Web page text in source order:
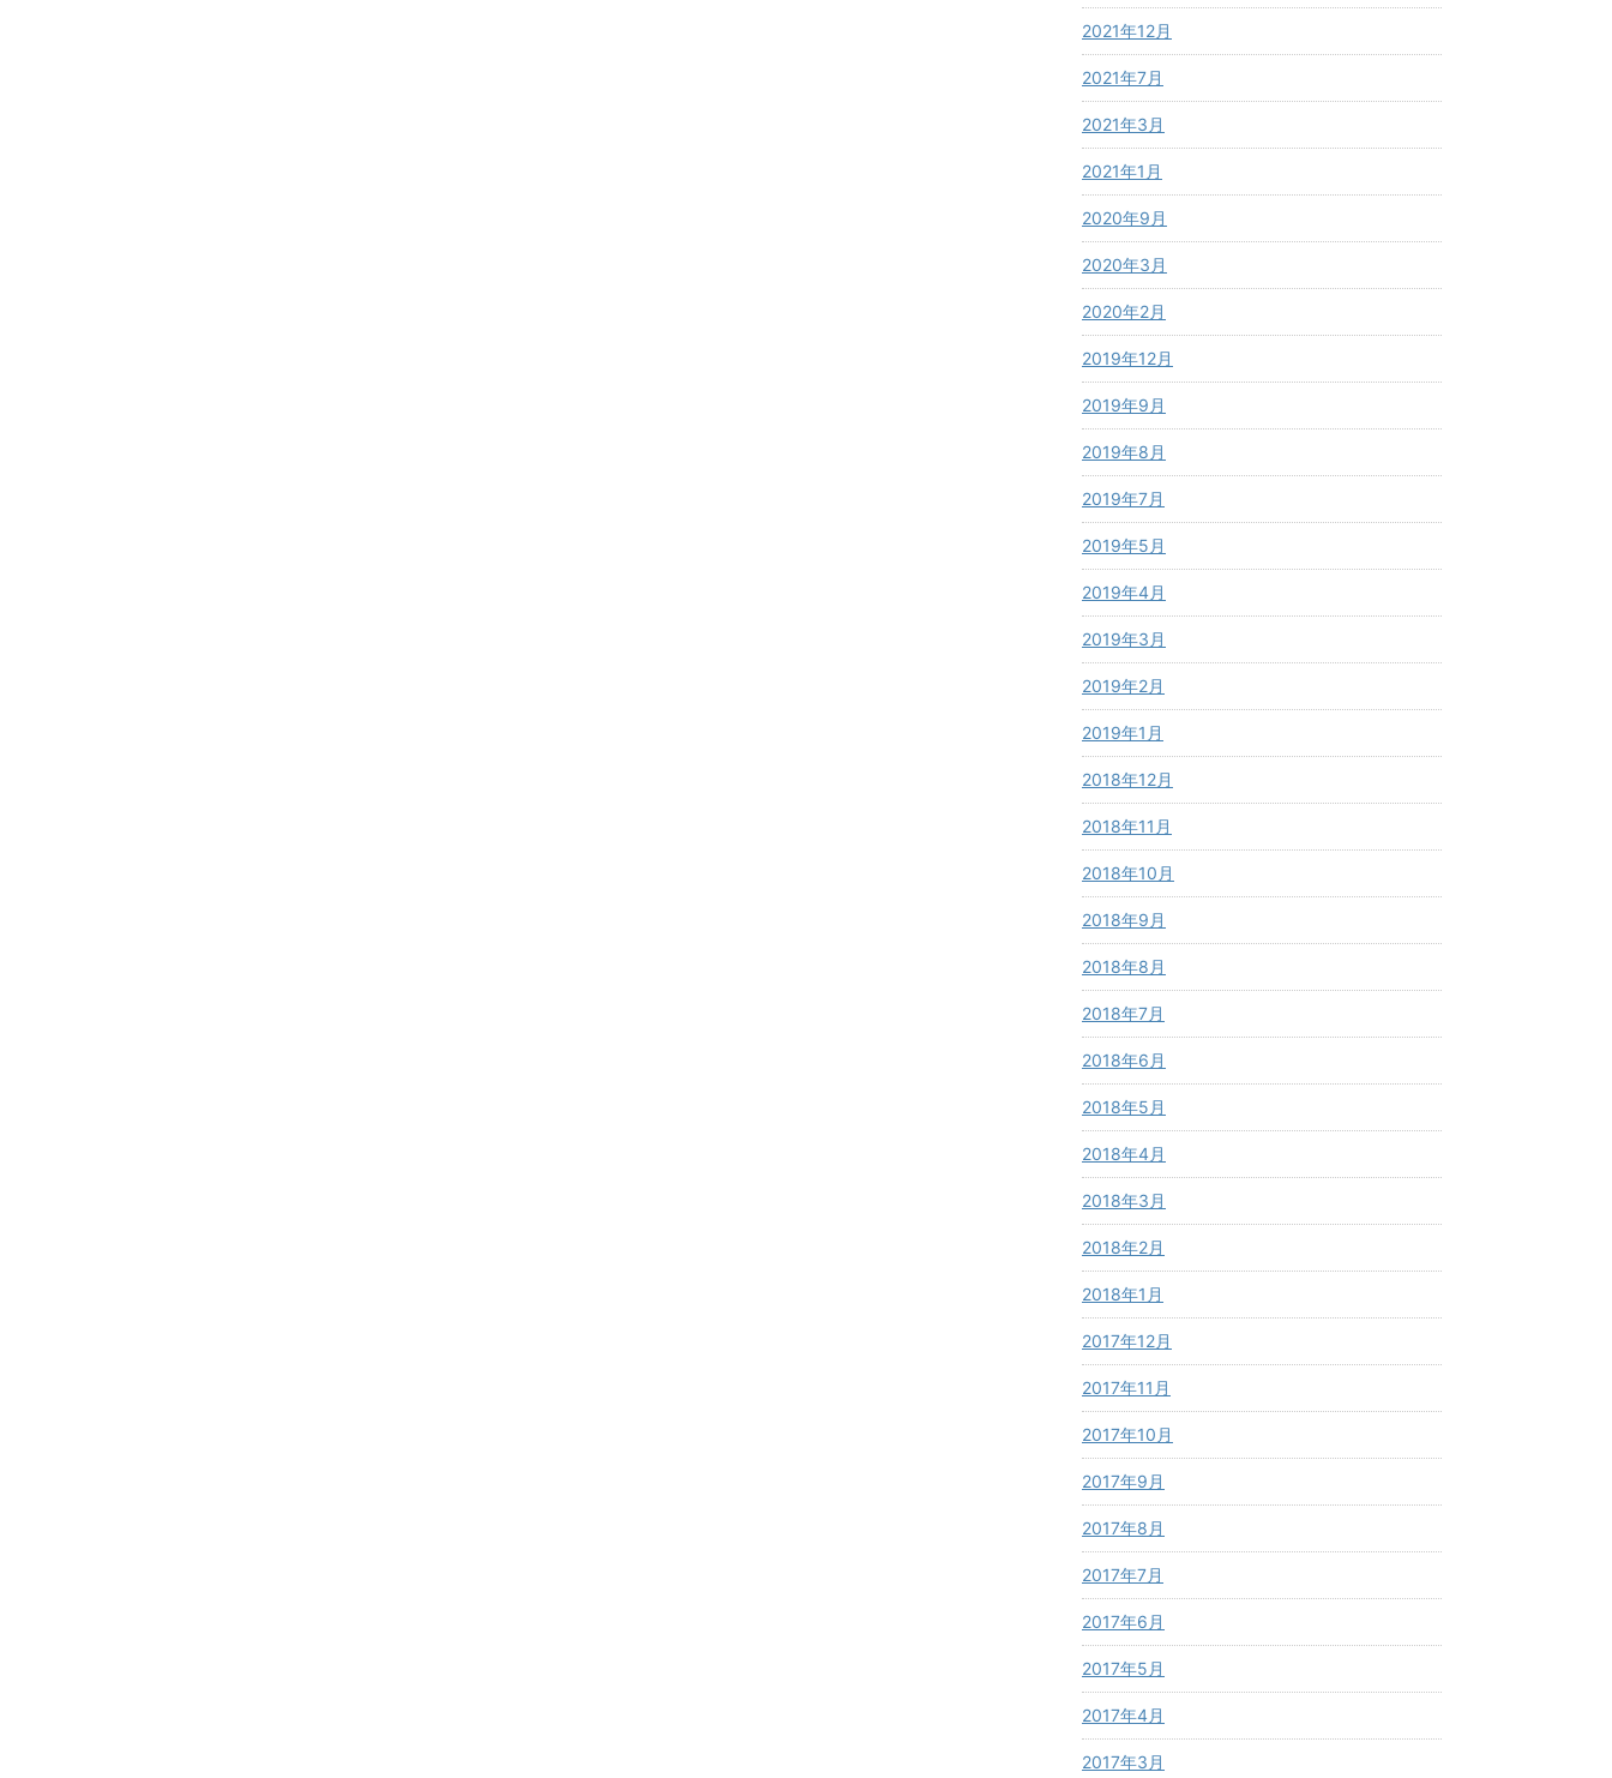
2021年12月
2021年7月
2021年3月
2021年1月
2020年9月
2020年3月
2020年2月
2019年12月
2019年9月
2019年8月
2019年7月
2019年5月
2019年4月
2019年3月
2019年2月
2019年1月
2018年12月
2018年11月
2018年10月
2018年9月
2018年8月
2018年7月
2018年6月
2018年5月
2018年4月
2018年3月
2018年2月
2018年1月
2017年12月
2017年11月
2017年10月
2017年9月
2017年8月
2017年7月
2017年6月
2017年5月
2017年4月
2017年3月